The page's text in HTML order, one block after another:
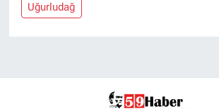
Uğurludağ